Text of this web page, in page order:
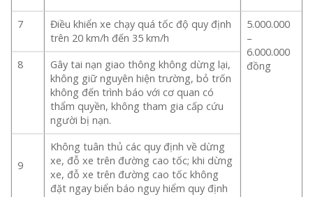
7
Điều khiển xe chạy quá tốc độ quy định
trên 20 km/h đến 35 km/h
5.000.000
–
6.000.000
đồng
8
Gây tai nạn giao thông không dừng lại,
không giữ nguyên hiện trường, bỏ trốn
không đến trình báo với cơ quan có
thẩm quyền, không tham gia cấp cứu
người bị nạn.
9
Không tuân thủ các quy định về dừng
xe, đỗ xe trên đường cao tốc; khi dừng
xe, đỗ xe trên đường cao tốc không
đặt ngay biển báo nguy hiểm quy định